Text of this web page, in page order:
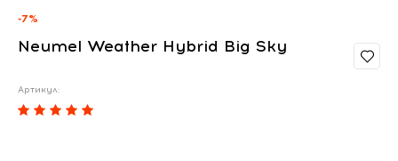
-7%
Neumel Weather Hybrid Big Sky
Артикул: